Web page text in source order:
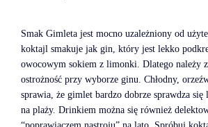
Smak Gimleta jest mocno uzależniony od
koktajl smakuje jak gin, który jest lekko
owocowym sokiem z limonki. Dlatego należy
ostrożność przy wyborze ginu. Chłodny,
sprawia, że gimlet bardzo dobrze sprawdza się
na plaży. Drinkiem można się również